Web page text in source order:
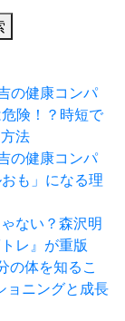
の健康コンパ
険！？時短で
法
の健康コンパ
も」になる理
ない？森沢明
レ』が重版
の体を知るこ
ニングと成長